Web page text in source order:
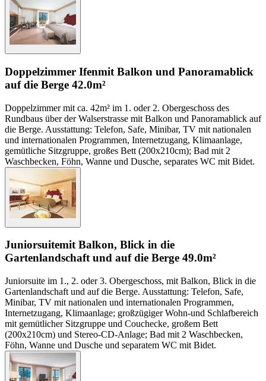
Doppelzimmer Ifenmit Balkon und Panoramablick
auf die Berge 42.0m²
Doppelzimmer mit ca. 42m² im 1. oder 2. Obergeschoss des
Rundbaus über der Walserstrasse mit Balkon und Panoramablick auf
die Berge. Ausstattung: Telefon, Safe, Minibar, TV mit nationalen
und internationalen Programmen, Internetzugang, Klimaanlage,
gemütliche Sitzgruppe, großes Bett (200x210cm); Bad mit 2
Waschbecken, Föhn, Wanne und Dusche, separates WC mit Bidet.
Juniorsuitemit Balkon, Blick in die
Gartenlandschaft und auf die Berge 49.0m²
Juniorsuite im 1., 2. oder 3. Obergeschoss, mit Balkon, Blick in die
Gartenlandschaft und auf die Berge. Ausstattung: Telefon, Safe,
Minibar, TV mit nationalen und internationalen Programmen,
Internetzugang, Klimaanlage; großzügiger Wohn-und Schlafbereich
mit gemütlicher Sitzgruppe und Couchecke, großem Bett
(200x210cm) und Stereo-CD-Anlage; Bad mit 2 Waschbecken,
Föhn, Wanne und Dusche und separatem WC mit Bidet.